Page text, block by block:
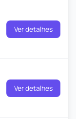
Ver detalhes
Ver detalhes